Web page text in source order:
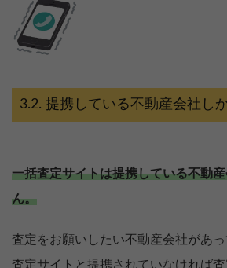
提携している不動産会社し
一括査定サイトは提携している不動
ん。
査定をお願いしたい不動産会社があ
査定サイトと提携されていなければ